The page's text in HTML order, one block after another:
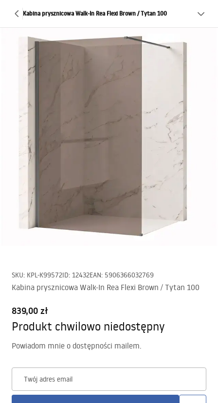
Kabina prysznicowa Walk-In Rea Flexi Brown / Tytan 100
SKU: KPL-K99572ID: 12432EAN: 5906366032769
Kabina prysznicowa Walk-In Rea Flexi Brown / Tytan 100
839,00 zł
Produkt chwilowo niedostępny
Powiadom mnie o dostępności mailem.
Twój adres email